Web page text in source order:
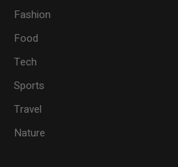
Fashion
Food
Tech
Sports
Travel
Nature